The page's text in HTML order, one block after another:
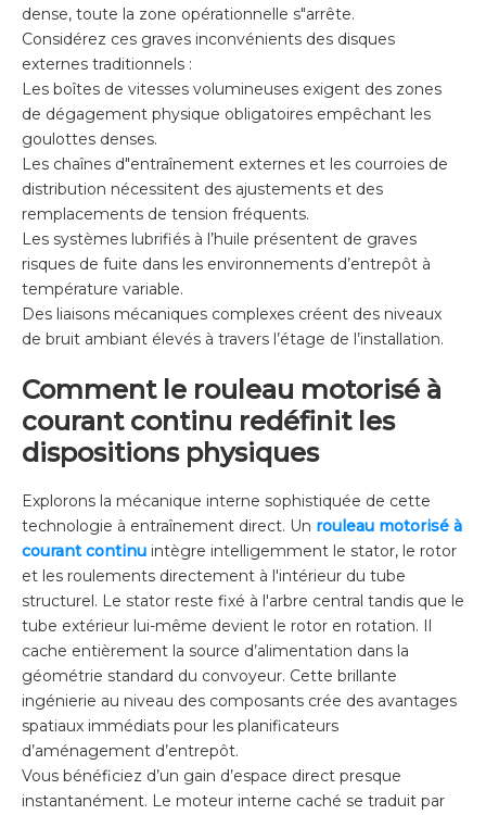
dense, toute la zone opérationnelle s"arrête.
Considérez ces graves inconvénients des disques
externes traditionnels :
Les boîtes de vitesses volumineuses exigent des zones
de dégagement physique obligatoires empêchant les
goulottes denses.
Les chaînes d"entraînement externes et les courroies de
distribution nécessitent des ajustements et des
remplacements de tension fréquents.
Les systèmes lubrifiés à l’huile présentent de graves
risques de fuite dans les environnements d’entrepôt à
température variable.
Des liaisons mécaniques complexes créent des niveaux
de bruit ambiant élevés à travers l’étage de l’installation.
Comment le rouleau motorisé à
courant continu redéfinit les
dispositions physiques
Explorons la mécanique interne sophistiquée de cette
technologie à entraînement direct. Un rouleau motorisé à
courant continu intègre intelligemment le stator, le rotor
et les roulements directement à l'intérieur du tube
structurel. Le stator reste fixé à l'arbre central tandis que le
tube extérieur lui-même devient le rotor en rotation. Il
cache entièrement la source d’alimentation dans la
géométrie standard du convoyeur. Cette brillante
ingénierie au niveau des composants crée des avantages
spatiaux immédiats pour les planificateurs
d’aménagement d’entrepôt.
Vous bénéficiez d’un gain d’espace direct presque
instantanément. Le moteur interne caché se traduit par